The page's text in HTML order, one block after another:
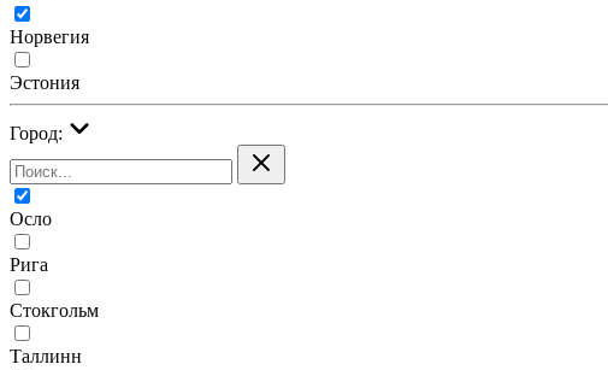
Норвегия
Эстония
Город:
Осло
Рига
Стокгольм
Таллинн